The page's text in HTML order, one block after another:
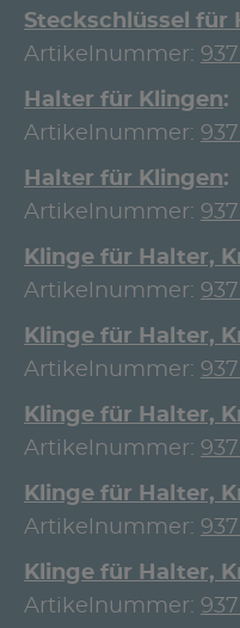
Steckschlüssel für
Artikelnummer:
Halter für Klingen
Artikelnummer:
Halter für Klingen
Artikelnummer:
Klinge für Halter,
Artikelnummer:
Klinge für Halter,
Artikelnummer:
Klinge für Halter,
Artikelnummer:
Klinge für Halter,
Artikelnummer:
Klinge für Halter,
Artikelnummer: